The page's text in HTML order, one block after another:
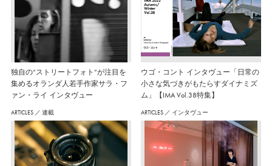
独自の“ストリートフォト”が注目を
集めるオランダ人若手作家サラ・フ
ァン・ライ インタヴュー
ウゴ・コント インタヴュー「日常の
小さな気づきがもたらすダイナミズ
ム」【IMA Vol.38特集】
ARTICLES ／ 連載 ARTICLES ／ インタヴュー